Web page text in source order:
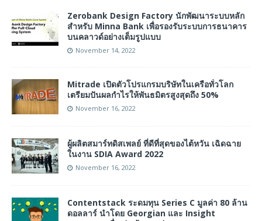
Zerobank Design Factory นักพัฒนาระบบหลัก
สำหรับ Minna Bank เพื่อรองรับระบบการธนาคาร
บนคลาวด์อย่างเต็มรูปแบบ
November 14, 2022
Mitrade เปิดตัวโปรแกรมบริษัทในเครือทั่วโลก
เตรียมปันผลกำไรให้พันธมิตรสูงสุดถึง 50%
November 16, 2022
ผู้ผลิตสมาร์ทดิสเพลย์ ที่ดีที่สุดของไต้หวัน เฉิดฉาย
ในงาน SDIA Award 2022
November 16, 2022
Contentstack ระดมทุน Series C มูลค่า 80 ล้าน
ดอลลาร์ นำโดย Georgian และ Insight